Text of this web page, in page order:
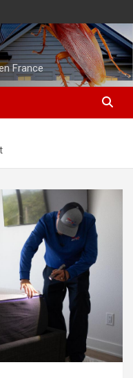
France